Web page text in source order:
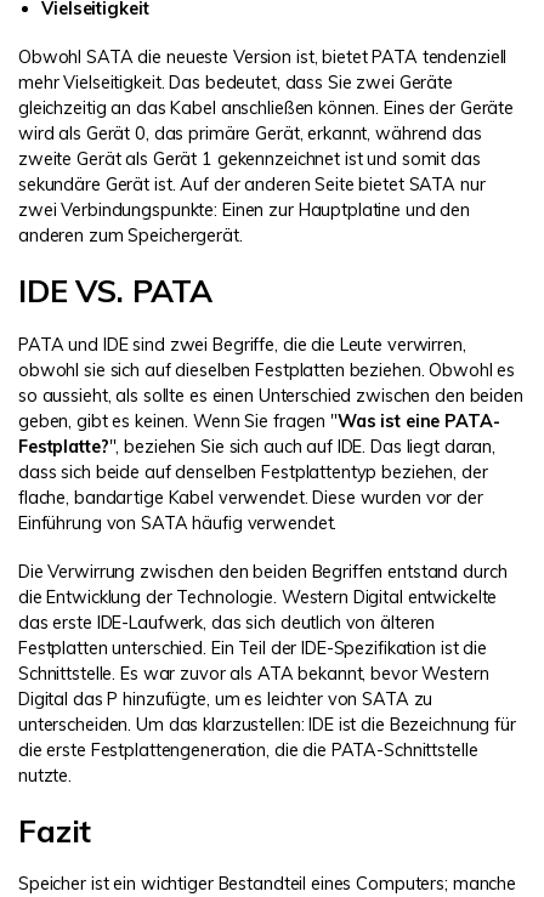
Vielseitigkeit
Obwohl SATA die neueste Version ist, bietet PATA tendenziell
mehr Vielseitigkeit. Das bedeutet, dass Sie zwei Geräte
gleichzeitig an das Kabel anschließen können. Eines der Geräte
wird als Gerät 0, das primäre Gerät, erkannt, während das
zweite Gerät als Gerät 1 gekennzeichnet ist und somit das
sekundäre Gerät ist. Auf der anderen Seite bietet SATA nur
zwei Verbindungspunkte: Einen zur Hauptplatine und den
anderen zum Speichergerät.
IDE VS. PATA
PATA und IDE sind zwei Begriffe, die die Leute verwirren,
obwohl sie sich auf dieselben Festplatten beziehen. Obwohl es
so aussieht, als sollte es einen Unterschied zwischen den beiden
geben, gibt es keinen. Wenn Sie fragen "Was ist eine PATA-
Festplatte?", beziehen Sie sich auch auf IDE. Das liegt daran,
dass sich beide auf denselben Festplattentyp beziehen, der
flache, bandartige Kabel verwendet. Diese wurden vor der
Einführung von SATA häufig verwendet.
Die Verwirrung zwischen den beiden Begriffen entstand durch
die Entwicklung der Technologie. Western Digital entwickelte
das erste IDE-Laufwerk, das sich deutlich von älteren
Festplatten unterschied. Ein Teil der IDE-Spezifikation ist die
Schnittstelle. Es war zuvor als ATA bekannt, bevor Western
Digital das P hinzufügte, um es leichter von SATA zu
unterscheiden. Um das klarzustellen: IDE ist die Bezeichnung für
die erste Festplattengeneration, die die PATA-Schnittstelle
nutzte.
Fazit
Speicher ist ein wichtiger Bestandteil eines Computers; manche